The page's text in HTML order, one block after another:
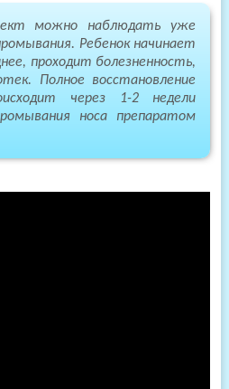
можно наблюдать уже
Ребенок начинает
проходит болезненность,
Полное восстановление
через 1-2 недели
носа препаратом